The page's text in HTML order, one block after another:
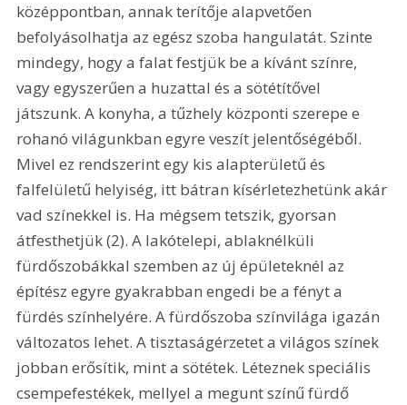
középpontban, annak terítője alapvetően
befolyásolhatja az egész szoba hangulatát. Szinte
mindegy, hogy a falat festjük be a kívánt színre,
vagy egyszerűen a huzattal és a sötétítővel
játszunk. A konyha, a tűzhely központi szerepe e
rohanó világunkban egyre veszít jelentőségéből.
Mivel ez rendszerint egy kis alapterületű és
falfelületű helyiség, itt bátran kísérletezhetünk akár
vad színekkel is. Ha mégsem tetszik, gyorsan
átfesthetjük (2). A lakótelepi, ablaknélküli
fürdőszobákkal szemben az új épületeknél az
építész egyre gyakrabban engedi be a fényt a
fürdés színhelyére. A fürdőszoba színvilága igazán
változatos lehet. A tisztaságérzetet a világos színek
jobban erősítik, mint a sötétek. Léteznek speciális
csempefestékek, mellyel a megunt színű fürdő